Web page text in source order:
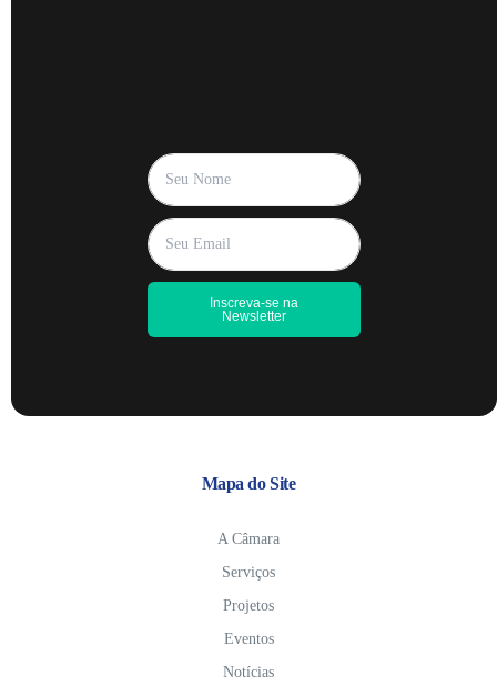
Inscreva-se na
Newsletter
Mapa do Site
A Câmara
Serviços
Projetos
Eventos
Notícias